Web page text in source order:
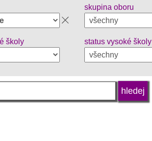
skupina oboru
školy status vysoké školy